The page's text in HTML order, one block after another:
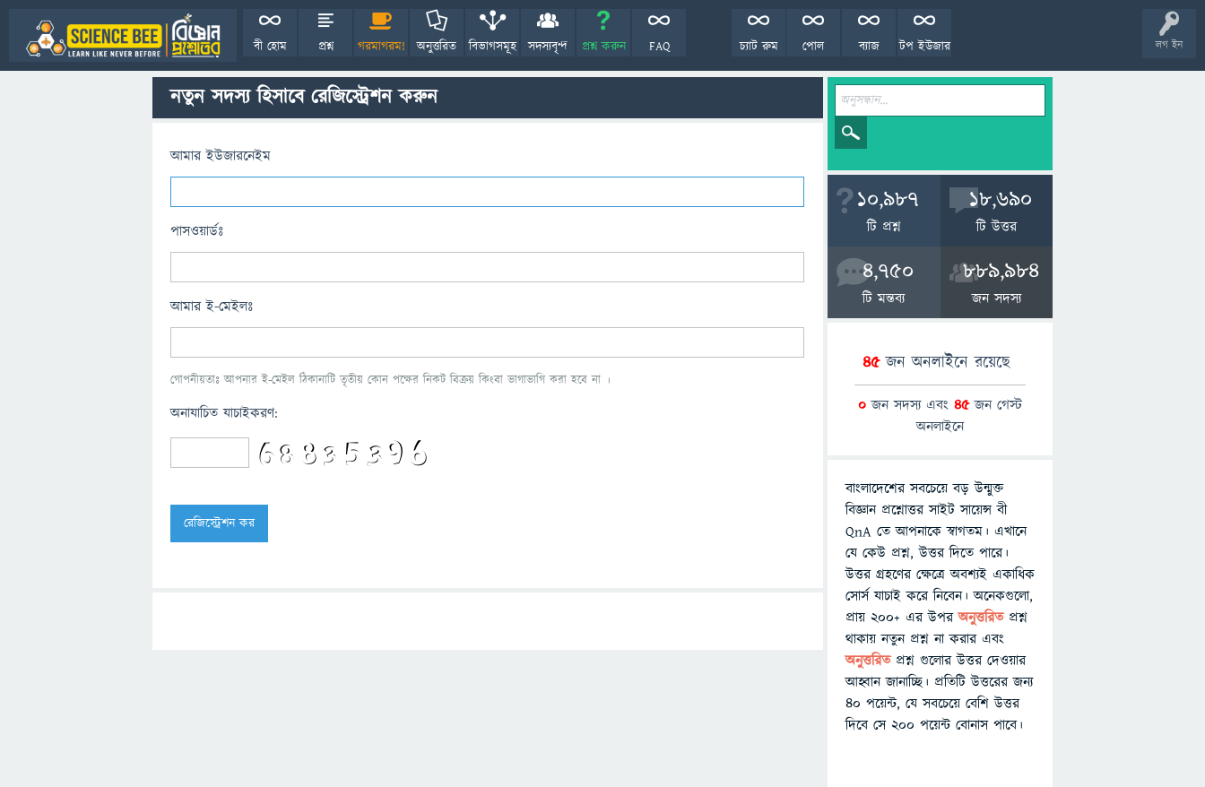
লগ ইন
বী হোম প্রশ্ন গরমাগরম! অনুত্তরিত বিভাগসমূহ সদস্যবৃন্দ প্রশ্ন করুন FAQ টপ ইউজার
ব্যাজ
পোল
চ্যাট রুম
নতুন সদস্য হিসাবে রেজিস্ট্রেশন করুন
আমার ইউজারনেইম
পাসওয়ার্ডঃ
আমার ই-মেইলঃ
গোপনীয়তাঃ আপনার ই-মেইল ঠিকানাটি তৃতীয় কোন পক্ষের নিকট বিক্রয় কিংবা ভাগাভাগি করা হবে না ।
অনাযাচিত যাচাইকরণ:
10,987
টি প্রশ্ন
18,690
টি উত্তর
4,750
টি মন্তব্য
889,984
জন সদস্য
45জন অনলাইনে রয়েছে
0 জন সদস্য এবং 45জন গেস্ট
অনলাইনে
বাংলাদেশের সবচেয়ে বড় উন্মুক্ত
বিজ্ঞান প্রশ্নোত্তর সাইট সায়েন্স বী
QnA তে আপনাকে স্বাগতম। এখানে
যে কেউ প্রশ্ন, উত্তর দিতে পারে।
উত্তর গ্রহণের ক্ষেত্রে অবশ্যই একাধিক
সোর্স যাচাই করে নিবেন। অনেকগুলো,
প্রায় ২০০+ এর উপরঅনুত্তরিতপ্রশ্ন
থাকায় নতুন প্রশ্ন না করার এবং
অনুত্তরিত প্রশ্ন গুলোর উত্তর দেওয়ার
আহ্বান জানাচ্ছি। প্রতিটি উত্তরের জন্য
৪০ পয়েন্ট, যে সবচেয়ে বেশি উত্তর
দিবে সে ২০০ পয়েন্ট বোনাস পাবে।